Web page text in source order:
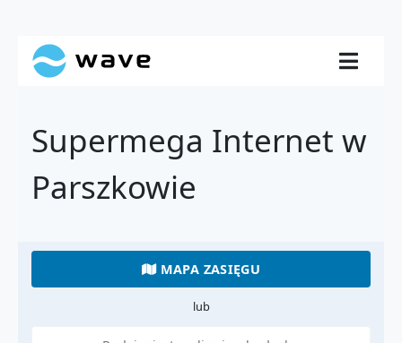
Supermega Internet w
Parszkowie
MAPA ZASIĘGU
lub